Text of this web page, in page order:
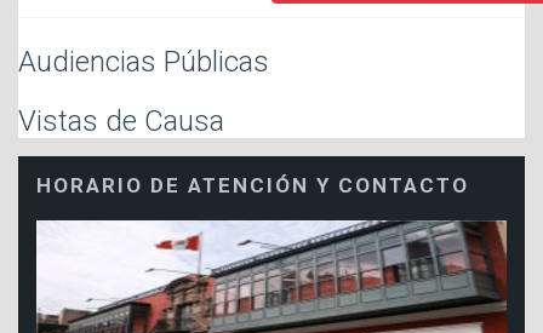
Audiencias Públicas
Vistas de Causa
HORARIO DE ATENCIÓN Y CONTACTO